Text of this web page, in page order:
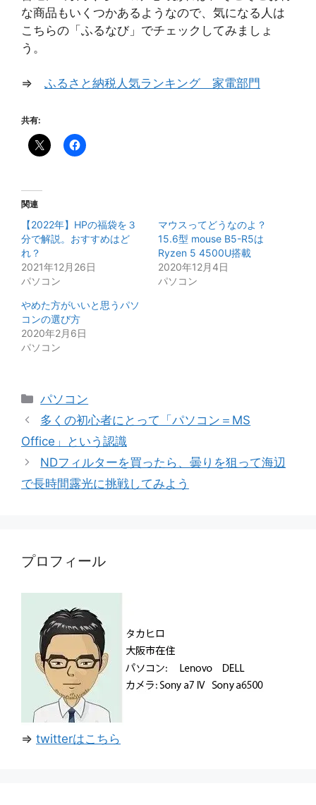
な商品もいくつかあるようなので、気になる人は
こちらの「ふるなび」でチェックしてみましょ
う。
⇒ ふるさと納税人気ランキング 家電部門
共有:
関連
【2022年】HPの福袋を３
分で解説。おすすめはど
れ？
2021年12月26日
パソコン
マウスってどうなのよ？
15.6型 mouse B5-R5は
Ryzen 5 4500U搭載
2020年12月4日
パソコン
やめた方がいいと思うパソ
コンの選び方
2020年2月6日
パソコン
カ
テ
リ
ー
パソコン
多くの初心者にとって「パソコン＝MS
Office」という認識
NDフィルターを買ったら、曇りを狙って海辺
で長時間露光に挑戦してみよう
プロフィール
⇒ twitterはこちら